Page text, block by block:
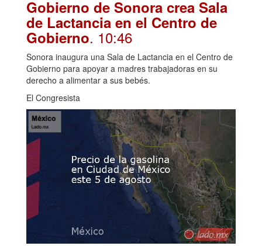
Gobierno de Sonora crea Sala
de Lactancia en el Centro de
Gobierno. 10:46
Sonora inaugura una Sala de Lactancia en el Centro de
Gobierno para apoyar a madres trabajadoras en su
derecho a alimentar a sus bebés.
El Congresista